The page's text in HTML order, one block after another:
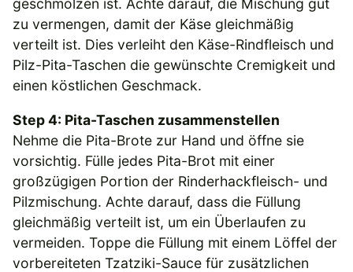
geschmolzen ist. Achte darauf, die Mischung gut
zu vermengen, damit der Käse gleichmäßig
verteilt ist. Dies verleiht den Käse-Rindfleisch und
Pilz-Pita-Taschen die gewünschte Cremigkeit und
einen köstlichen Geschmack.
Step 4: Pita-Taschen zusammenstellen
Nehme die Pita-Brote zur Hand und öffne sie
vorsichtig. Fülle jedes Pita-Brot mit einer
großzügigen Portion der Rinderhackfleisch- und
Pilzmischung. Achte darauf, dass die Füllung
gleichmäßig verteilt ist, um ein Überlaufen zu
vermeiden. Toppe die Füllung mit einem Löffel der
vorbereiteten Tzatziki-Sauce für zusätzlichen